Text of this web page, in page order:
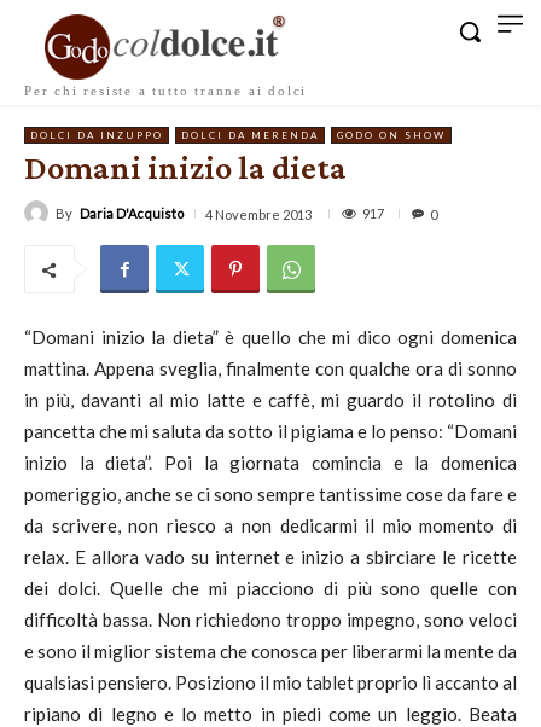
Per chi resiste a tutto tranne ai dolci
DOLCI DA INZUPPO DOLCI DA MERENDA GODO ON SHOW
Domani inizio la dieta
By Daria D'Acquisto 4 Novembre 2013 917 0
“Domani inizio la dieta” è quello che mi dico ogni domenica
mattina. Appena sveglia, finalmente con qualche ora di sonno
in più, davanti al mio latte e caffè, mi guardo il rotolino di
pancetta che mi saluta da sotto il pigiama e lo penso: “Domani
inizio la dieta”. Poi la giornata comincia e la domenica
pomeriggio, anche se ci sono sempre tantissime cose da fare e
da scrivere, non riesco a non dedicarmi il mio momento di
relax. E allora vado su internet e inizio a sbirciare le ricette
dei dolci. Quelle che mi piacciono di più sono quelle con
difficoltà bassa. Non richiedono troppo impegno, sono veloci
e sono il miglior sistema che conosca per liberarmi la mente da
qualsiasi pensiero. Posiziono il mio tablet proprio lì accanto al
ripiano di legno e lo metto in piedi come un leggio. Beata